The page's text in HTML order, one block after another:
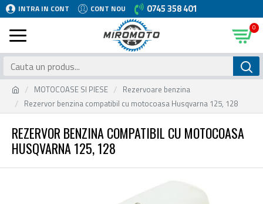
INTRA IN CONT CONT NOU 0745 358 401
0
MOTOCOASE SI PIESE
Rezervoare benzina
Rezervor benzina compatibil cu motocoasa Husqvarna 125, 128
REZERVOR BENZINA COMPATIBIL CU MOTOCOASA
HUSQVARNA 125, 128